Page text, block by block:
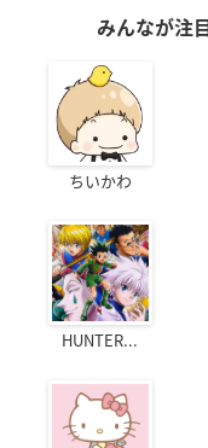
みんなが注
ちいかわ
HUNTER...